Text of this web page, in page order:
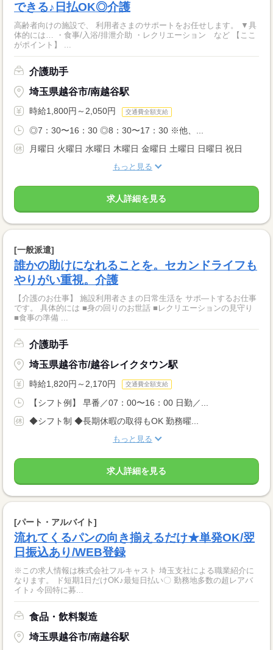
できる♪日払OK◎介護
高齢者向けの施設で、 利用者さまのサポートをお任せします。 ▼具
体的には… ・食事/入浴/排泄介助 ・レクリエーション など 【ここ
がポイント】 ...
介護助手
埼玉県越谷市/南越谷駅
時給1,800円～2,050円 交通費全額支給
◎7：30〜16：30 ◎8：30〜17：30 ※他、...
月曜日 火曜日 水曜日 木曜日 金曜日 土曜日 日曜日 祝日
もっと見る
求人詳細を見る
[一般派遣]
誰かの助けになれることを。セカンドライフも
やりがい重視。介護
【介護のお仕事】 施設利用者さまの日常生活を サポ―トするお仕事
です。 具体的には ■身の回りのお世話 ■レクリエーションの見守り
■食事の準備 ...
介護助手
埼玉県越谷市/越谷レイクタウン駅
時給1,820円～2,170円 交通費全額支給
【シフト例】 早番／07：00〜16：00 日勤／...
◆シフト制 ◆長期休暇の取得もOK 勤務曜...
もっと見る
求人詳細を見る
[パート・アルバイト]
流れてくるパンの向き揃えるだけ★単発OK/翌
日振込あり/WEB登録
※この求人情報は株式会社フルキャスト 埼玉支社による職業紹介に
なります。 ド短期1日だけOK♪最短日払い〇 勤務地多数の超レアバ
イト♪ 今回特に募...
食品・飲料製造
埼玉県越谷市/南越谷駅